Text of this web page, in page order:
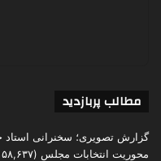
مطالب پربازدید
گزارش تصویری؛ سخنرانی
محوریت انتخابات مجلس (۱۵۸,۶۳۷)